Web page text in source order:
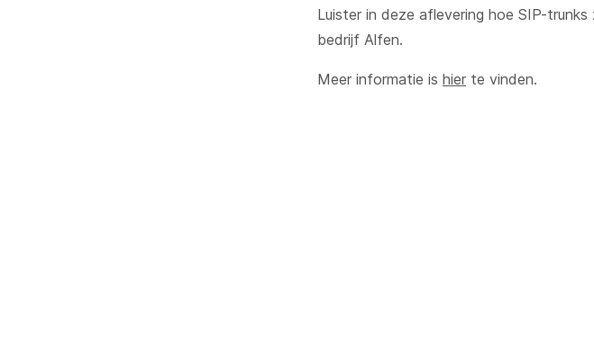
Luister in deze aflevering hoe SIP-
bedrijf Alfen.
Meer informatie is hier te vinden.